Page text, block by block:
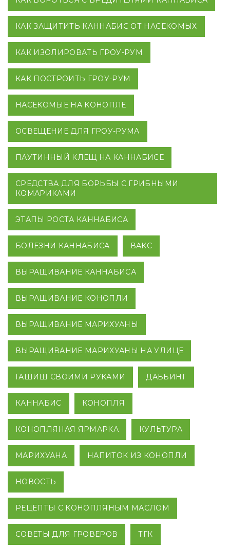
КАК ЗАЩИТИТЬ КАННАБИС ОТ НАСЕКОМЫХ
КАК ИЗОЛИРОВАТЬ ГРОУ-РУМ
КАК ПОСТРОИТЬ ГРОУ-РУМ
НАСЕКОМЫЕ НА КОНОПЛЕ
ОСВЕЩЕНИЕ ДЛЯ ГРОУ-РУМА
ПАУТИННЫЙ КЛЕЩ НА КАННАБИСЕ
СРЕДСТВА ДЛЯ БОРЬБЫ С ГРИБНЫМИ
КОМАРИКАМИ
ЭТАПЫ РОСТА КАННАБИСА
БОЛЕЗНИ КАННАБИСА ВАКС
ВЫРАЩИВАНИЕ КАННАБИСА
ВЫРАЩИВАНИЕ КОНОПЛИ
ВЫРАЩИВАНИЕ МАРИХУАНЫ
ВЫРАЩИВАНИЕ МАРИХУАНЫ НА УЛИЦЕ
ГАШИШ СВОИМИ РУКАМИ ДАББИНГ
КАННАБИС КОНОПЛЯ
КОНОПЛЯНАЯ ЯРМАРКА КУЛЬТУРА
МАРИХУАНА НАПИТОК ИЗ КОНОПЛИ
НОВОСТЬ
РЕЦЕПТЫ С КОНОПЛЯНЫМ МАСЛОМ
СОВЕТЫ ДЛЯ ГРОВЕРОВ ТГК